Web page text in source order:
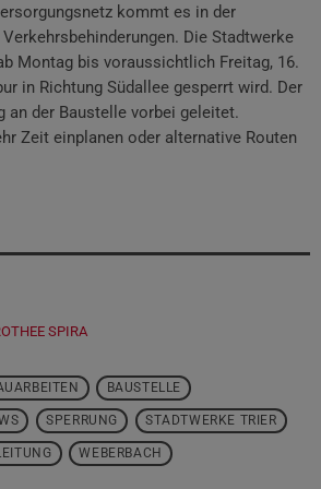
kommt es in der
Die Stadtwerke
Montag bis voraussichtlich Freitag, 16.
in Richtung Südallee gesperrt wird. Der
an der Baustelle vorbei geleitet.
Zeit einplanen oder alternative Routen
SPIRA
BAUSTELLE
SPERRUNG STADTWERKE TRIER
WEBERBACH